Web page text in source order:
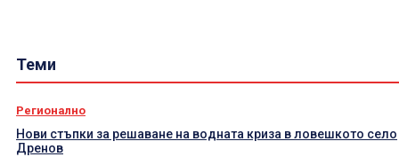
Теми
Регионално
Нови стъпки за решаване на водната криза в ловешкото село
Дренов